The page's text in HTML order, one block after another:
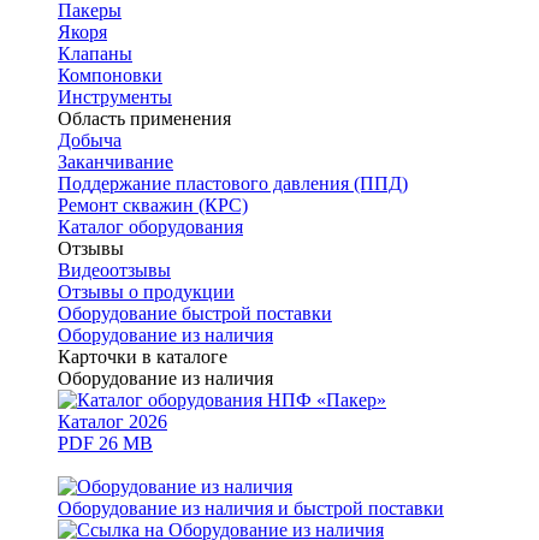
Пакеры
Якоря
Клапаны
Компоновки
Инструменты
Область применения
Добыча
Заканчивание
Поддержание пластового давления (ППД)
Ремонт скважин (КРС)
Каталог оборудования
Отзывы
Видеоотзывы
Отзывы о продукции
Оборудование быстрой поставки
Оборудование из наличия
Карточки в каталоге
Оборудование из наличия
Каталог 2026
PDF 26 MB
Оборудование из наличия и быстрой поставки